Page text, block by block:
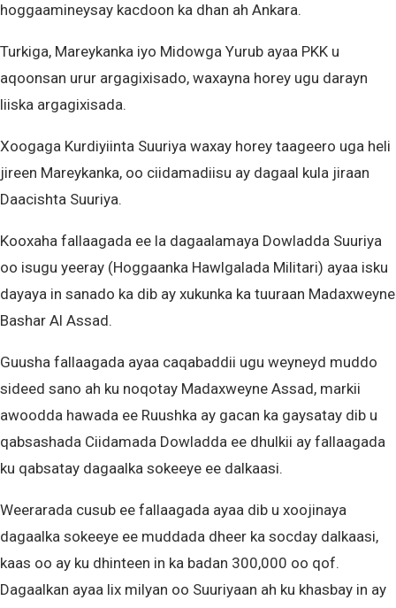
hoggaamineysay kacdoon ka dhan ah Ankara.
Turkiga, Mareykanka iyo Midowga Yurub ayaa PKK u
aqoonsan urur argagixisado, waxayna horey ugu darayn
liiska argagixisada.
Xoogaga Kurdiyiinta Suuriya waxay horey taageero uga heli
jireen Mareykanka, oo ciidamadiisu ay dagaal kula jiraan
Daacishta Suuriya.
Kooxaha fallaagada ee la dagaalamaya Dowladda Suuriya
oo isugu yeeray (Hoggaanka Hawlgalada Militari) ayaa isku
dayaya in sanado ka dib ay xukunka ka tuuraan Madaxweyne
Bashar Al Assad.
Guusha fallaagada ayaa caqabaddii ugu weyneyd muddo
sideed sano ah ku noqotay Madaxweyne Assad, markii
awoodda hawada ee Ruushka ay gacan ka gaysatay dib u
qabsashada Ciidamada Dowladda ee dhulkii ay fallaagada
ku qabsatay dagaalka sokeeye ee dalkaasi.
Weerarada cusub ee fallaagada ayaa dib u xoojinaya
dagaalka sokeeye ee muddada dheer ka socday dalkaasi,
kaas oo ay ku dhinteen in ka badan 300,000 oo qof.
Dagaalkan ayaa lix milyan oo Suuriyaan ah ku khasbay in ay